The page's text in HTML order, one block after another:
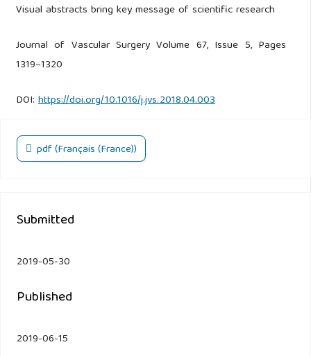
Visual abstracts bring key message of scientific research
Journal of Vascular Surgery Volume 67, Issue 5, Pages
1319–1320
DOI:https://doi.org/10.1016/j.jvs.2018.04.003
pdf (Français (France))
Submitted
2019-05-30
Published
2019-06-15